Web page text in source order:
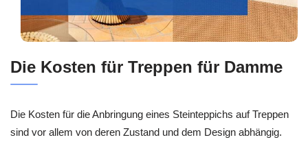
Die Kosten für Treppen für Damme
Die Kosten für die Anbringung eines Steinteppichs auf Treppen
sind vor allem von deren Zustand und dem Design abhängig.